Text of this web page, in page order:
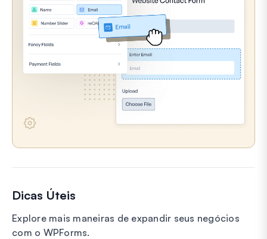
Dicas Úteis
Explore mais maneiras de expandir seus negócios
com o WPForms.